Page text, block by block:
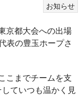
お知らせ
京都大会への出場
表の豊玉ホープさ
こまでチームを支
ていつも温かく見